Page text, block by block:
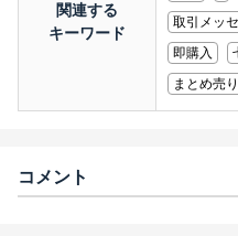
関連する
キーワード
取引メッ
即購入
まとめ売り
コメント